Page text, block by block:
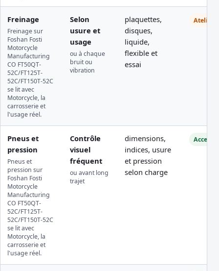
Freinage
Freinage sur
Foshan Fosti
Motorcycle
Manufacturing
CO FT50QT-
52C/FT125T-
52C/FT150T-52C
se lit avec
Motorcycle, la
carrosserie et
l'usage réel.
Selon
usure et
usage
ou à chaque
bruit ou
vibration
plaquettes,
disques,
liquide,
flexible et
essai
Atelier
Pneus et
pression
Pneus et
pression sur
Foshan Fosti
Motorcycle
Manufacturing
CO FT50QT-
52C/FT125T-
52C/FT150T-52C
se lit avec
Motorcycle, la
carrosserie et
l'usage réel.
Contrôle
visuel
fréquent
ou avant long
trajet
dimensions,
indices, usure
et pression
selon charge